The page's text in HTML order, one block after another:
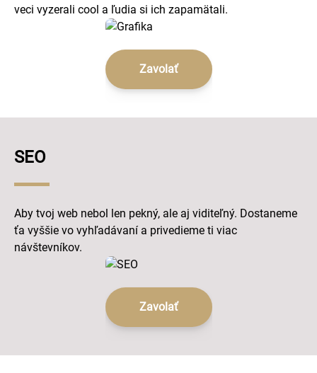
Zavolať
veci vyzerali cool a ľudia si ich zapamätali.
Zavolať
SEO
Aby tvoj web nebol len pekný, ale aj viditeľný. Dostaneme
ťa vyššie vo vyhľadávaní a privedieme ti viac
návštevníkov.